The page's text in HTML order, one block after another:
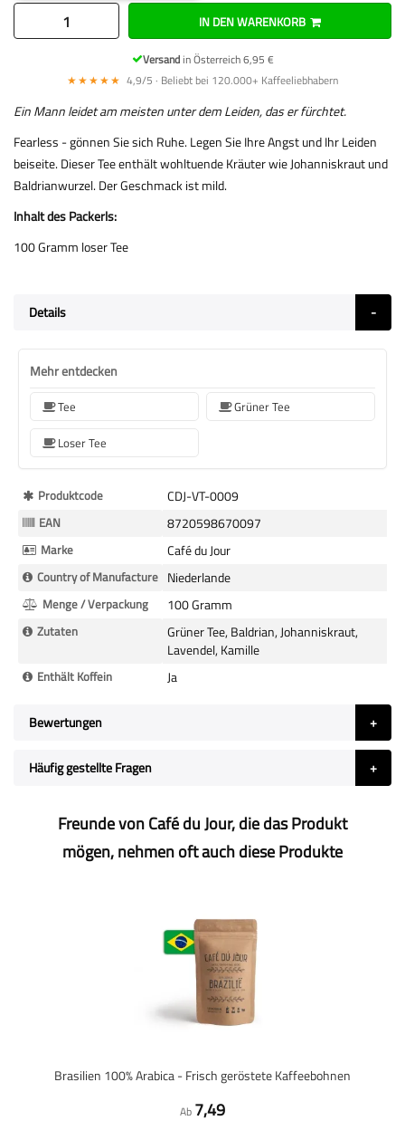
IN DEN WARENKORB
Versandin Österreich 6,95 €
★★★★★ 4,9/5 · Beliebt bei 120.000+ Kaffeeliebhabern
Ein Mann leidet am meisten unter dem Leiden, das er fürchtet.
Fearless - gönnen Sie sich Ruhe. Legen Sie Ihre Angst und Ihr Leiden
beiseite. Dieser Tee enthält wohltuende Kräuter wie Johanniskraut und
Baldrianwurzel. Der Geschmack ist mild.
Inhalt des Packerls:
100 Gramm loser Tee
Details
Mehr entdecken
Tee
Grüner Tee
Loser Tee
Mehr
Informationen
Produktcode CDJ-VT-0009
EAN 8720598670097
Marke Café du Jour
Country of Manufacture Niederlande
Menge / Verpackung 100 Gramm
Zutaten
Grüner Tee, Baldrian, Johanniskraut,
Lavendel, Kamille
Enthält Koffein Ja
Bewertungen
Häufig gestellte Fragen
Freunde von Café du Jour, die das Produkt
mögen, nehmen oft auch diese Produkte
Brasilien 100% Arabica - Frisch geröstete Kaffeebohnen
Ab 7,49